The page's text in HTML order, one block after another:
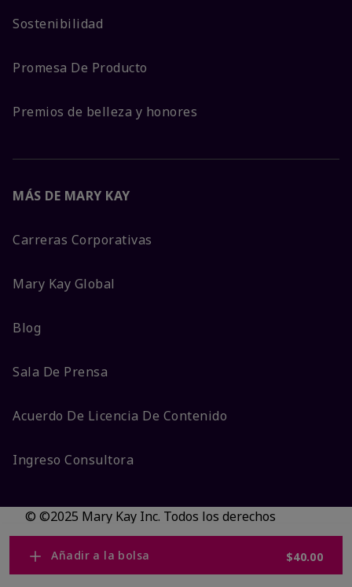
Añadir a la bolsa $40.00
Sostenibilidad
Promesa De Producto
Premios de belleza y honores
MÁS DE MARY KAY
Carreras Corporativas
Mary Kay Global
Blog
Sala De Prensa
Acuerdo De Licencia De Contenido
Ingreso Consultora
© ©2025 Mary Kay Inc. Todos los derechos
reservados.
No vender/Preferencias de cookies